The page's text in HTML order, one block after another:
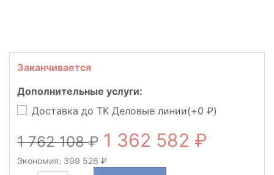
Заканчивается
Дополнительные услуги:
Доставка до ТК Деловые линии(+0 )
1 762 108 1 362 582
Экономия: 399 526